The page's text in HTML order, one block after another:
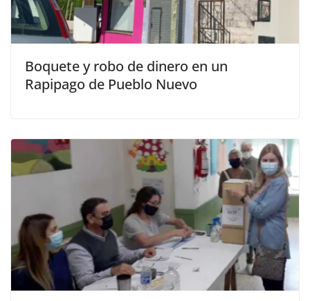
Boquete y robo de dinero en un
Rapipago de Pueblo Nuevo